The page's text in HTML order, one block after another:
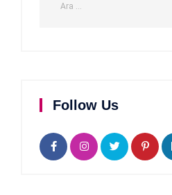
Follow Us